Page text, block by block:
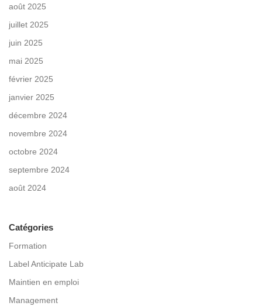
août 2025
juillet 2025
juin 2025
mai 2025
février 2025
janvier 2025
décembre 2024
novembre 2024
octobre 2024
septembre 2024
août 2024
Catégories
Formation
Label Anticipate Lab
Maintien en emploi
Management